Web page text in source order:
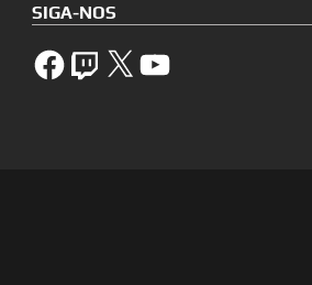
SIGA-NOS
FacebookTwitch X YouTube